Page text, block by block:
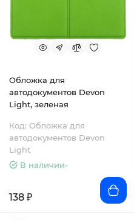
Обложка для
автодокументов Devon
Light, зеленая
Код: Обложка для
автодокументов Devon
Light
В наличии-
138 ₽